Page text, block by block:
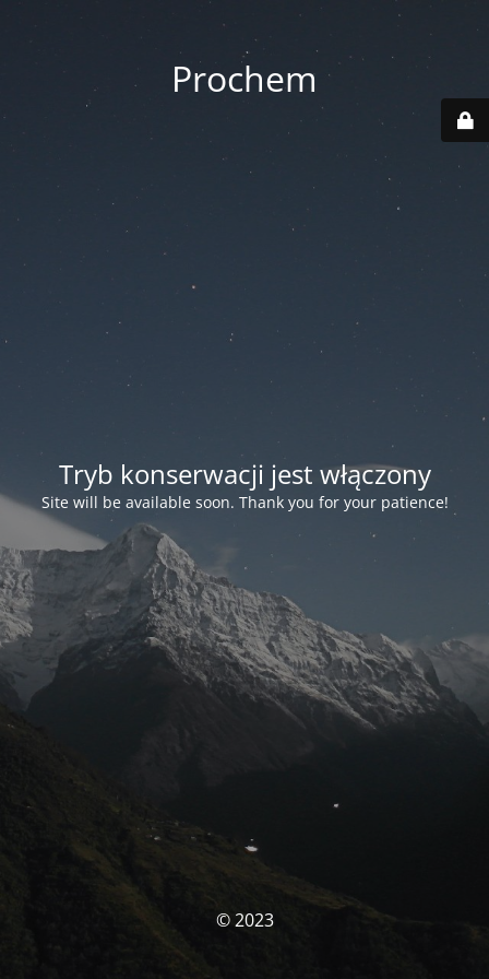
Prochem
Tryb konserwacji jest włączony
Site will be available soon. Thank you for your patience!
© 2023